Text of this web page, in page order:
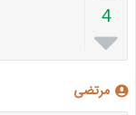
4

مرتضی